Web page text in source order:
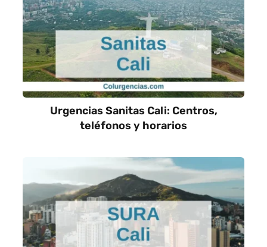
Urgencias Sanitas Cali: Centros,
teléfonos y horarios